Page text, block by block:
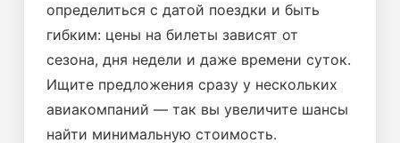
определиться с датой поездки и быть
гибким: цены на билеты зависят от
сезона, дня недели и даже времени суток.
Ищите предложения сразу у нескольких
авиакомпаний — так вы увеличите шансы
найти минимальную стоимость.